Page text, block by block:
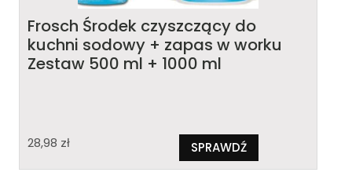
Frosch Środek czyszczący do
kuchni sodowy + zapas w worku
Zestaw 500 ml + 1000 ml
28,98 zł SPRAWDŹ